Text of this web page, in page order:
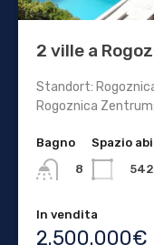
2 ville a
Standort:
Rogoznica
Bagno
8
Spazio
542
In vendita
2.500.000€